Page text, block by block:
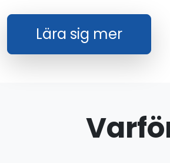
Lära sig mer